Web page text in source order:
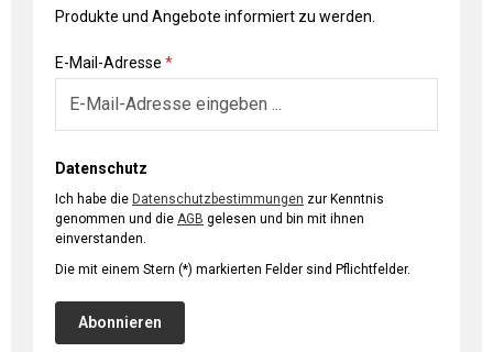
Produkte und Angebote informiert zu werden.
E-Mail-Adresse *
Datenschutz
Ich habe die Datenschutzbestimmungen
genommen und die AGB
einverstanden.
Die mit einem Stern (*) markierten Felder sind Pflichtfelder.
Abonnieren